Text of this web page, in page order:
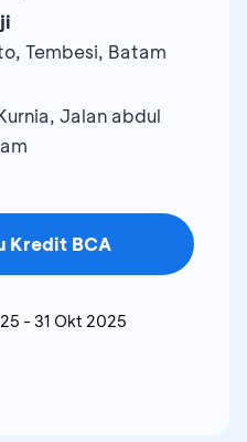
Tembesi, Batam
Jalan abdul
Kredit BCA
- 31 Okt 2025